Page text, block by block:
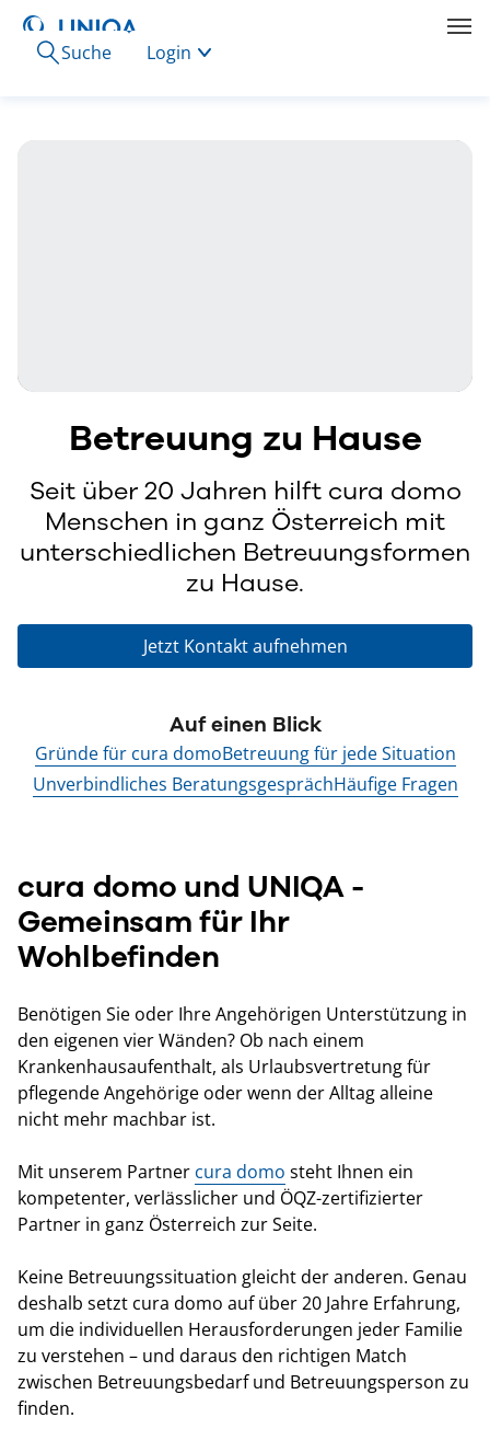
Suche Login
Betreuung zu Hause
Seit über 20 Jahren hilft cura domo
Menschen in ganz Österreich mit
unterschiedlichen Betreuungsformen
zu Hause.
Jetzt Kontakt aufnehmen
Auf einen Blick
Gründe für cura domoBetreuung für jede Situation
Unverbindliches BeratungsgesprächHäufige Fragen
cura domo und UNIQA -
Gemeinsam für Ihr
Wohlbefinden
Benötigen Sie oder Ihre Angehörigen Unterstützung in
den eigenen vier Wänden? Ob nach einem
Krankenhausaufenthalt, als Urlaubsvertretung für
pflegende Angehörige oder wenn der Alltag alleine
nicht mehr machbar ist.
Mit unserem Partner cura domo steht Ihnen ein
kompetenter, verlässlicher und ÖQZ-zertifizierter
Partner in ganz Österreich zur Seite.
Keine Betreuungssituation gleicht der anderen. Genau
deshalb setzt cura domo auf über 20 Jahre Erfahrung,
um die individuellen Herausforderungen jeder Familie
zu verstehen – und daraus den richtigen Match
zwischen Betreuungsbedarf und Betreuungsperson zu
finden.